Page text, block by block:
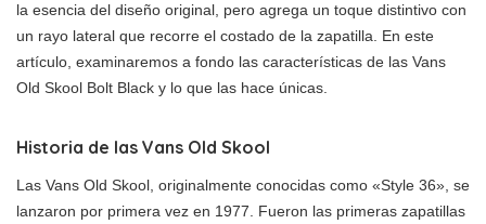
la esencia del diseño original, pero agrega un toque distintivo con
un rayo lateral que recorre el costado de la zapatilla. En este
artículo, examinaremos a fondo las características de las Vans
Old Skool Bolt Black y lo que las hace únicas.
Historia de las Vans Old Skool
Las Vans Old Skool, originalmente conocidas como «Style 36», se
lanzaron por primera vez en 1977. Fueron las primeras zapatillas